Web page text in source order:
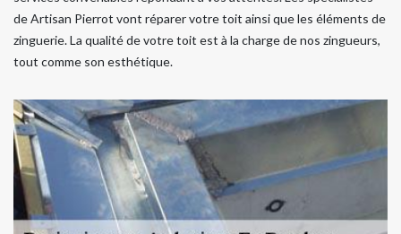
de Artisan Pierrot vont réparer votre toit ainsi que les éléments de
zinguerie. La qualité de votre toit est à la charge de nos zingueurs,
tout comme son esthétique.